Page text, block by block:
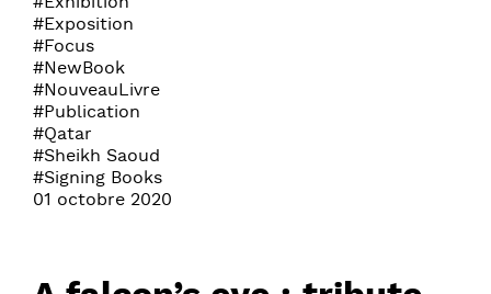
#Exposition
#Focus
#NewBook
#NouveauLivre
#Publication
#Qatar
#Sheikh Saoud
#Signing Books
01 octobre 2020